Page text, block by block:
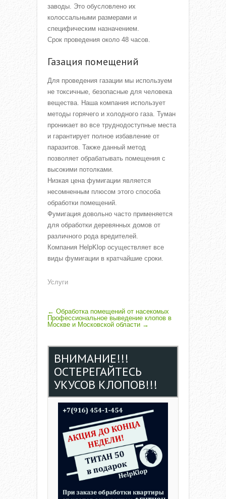
заводы. Это обусловлено их
колоссальными размерами и
специфическим назначением.
Срок проведения около 48 часов.
Газация помещений
Для проведения газации мы используем
не токсичные, безопасные для человека
вещества. Наша компания использует
методы горячего и холодного газа. Туман
проникает во все труднодоступные места
и гарантирует полное избавление от
паразитов. Также данный метод
позволяет обрабатывать помещения с
высокими потолками.
Низкая цена фумигации является
несомненным плюсом этого способа
обработки помещений.
Фумигация довольно часто применяется
для обработки деревянных домов от
различного рода вредителей.
Компания HelpKlop осуществляет все
виды фумигации в кратчайшие сроки.
Услуги
P
O
S
T
N
A
← Обработка помещений от насекомых
Профессиональное выведение клопов в
Москве и Московской области →
ВНИМАНИЕ!!!
ОСТЕРЕГАЙТЕСЬ
УКУСОВ КЛОПОВ!!!